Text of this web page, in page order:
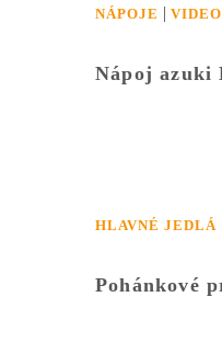
NÁPOJE |
Nápoj azuki
HLAVNÉ JEDLÁ
Pohánkové